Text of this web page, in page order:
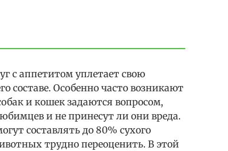
с аппетитом уплетает свою
составе. Особенно часто возникают
и кошек задаются вопросом,
и не принесут ли они вреда.
составлять до 80% сухого
трудно переоценить. В этой